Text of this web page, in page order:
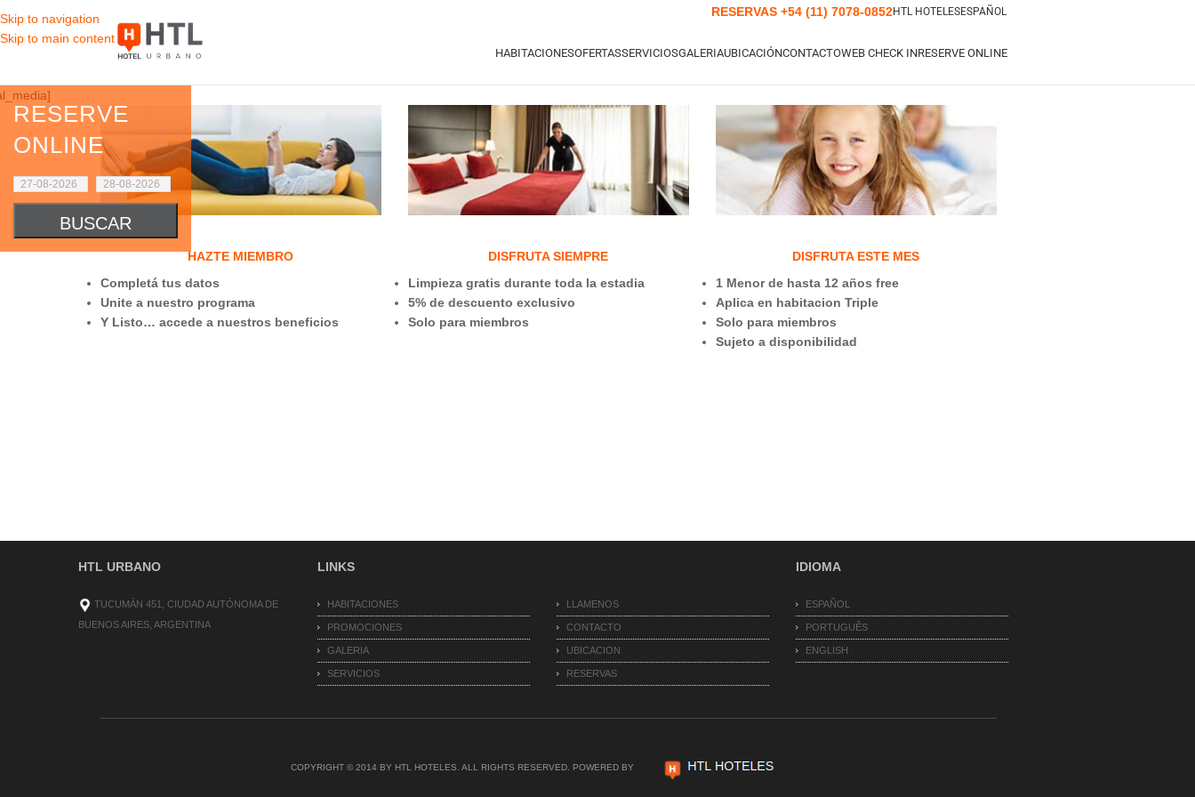
Skip to navigation
Skip to main content
RESERVAS +54 (11) 7078-0852HTL HOTELESESPAÑOL
HABITACIONESOFERTASSERVICIOSGALERIAUBICACIÓNCONTACTOWEB CHECK INRESERVE ONLINE
RESERVE
ONLINE
HAZTE MIEMBRO
Completá tus datos
Unite a nuestro programa
Y Listo… accede a nuestros beneficios
DISFRUTA SIEMPRE
Limpieza gratis durante toda la estadia
5% de descuento exclusivo
Solo para miembros
DISFRUTA ESTE MES
1 Menor de hasta 12 años free
Aplica en habitacion Triple
Solo para miembros
Sujeto a disponibilidad
HTL URBANO
TUCUMÁN 451, CIUDAD AUTÓNOMA DE
BUENOS AIRES, ARGENTINA
LINKS
HABITACIONES
PROMOCIONES
GALERIA
SERVICIOS
LLAMENOS
CONTACTO
UBICACION
RESERVAS
IDIOMA
ESPAÑOL
PORTUGUÊS
ENGLISH
COPYRIGHT © 2014 BY HTL HOTELES. ALL RIGHTS RESERVED. POWERED BY